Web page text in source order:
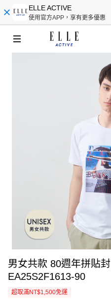
ELLE ACTIVE
使用官方APP，享有更多優惠
男女共款 80週年拼貼
EA25S2F1613-90
超取滿NT$1,500免運